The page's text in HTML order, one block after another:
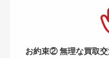
お約束② 無理な買取交